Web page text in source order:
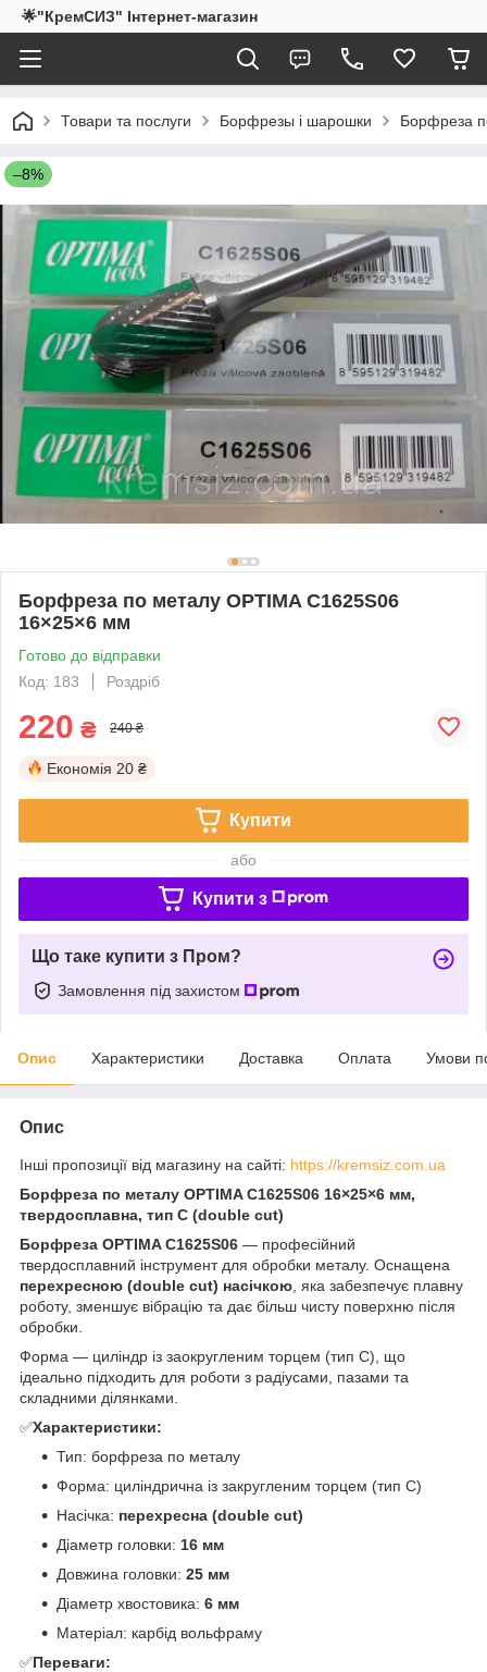
🌟"КремСИЗ" Інтернет-магазин
Товари та послуги Борфрезы і шарошки Борфреза
–8%
Борфреза по металу OPTIMA C1625S06
16×25×6 мм
Готово до відправки
Код: 183
Роздріб
220 ₴ 240 ₴
Економія 20 ₴
Купити
або
Купити з
Що таке купити з Пром?
Замовлення під захистом
Опис Характеристики Доставка Оплата Умови
Опис
Інші пропозиції від магазину на сайті: https://kremsiz.com.ua
Борфреза по металу OPTIMA C1625S06 16×25×6 мм,
твердосплавна, тип C (double cut)
Борфреза OPTIMA C1625S06 — професійний
твердосплавний інструмент для обробки металу. Оснащена
перехресною (double cut) насічкою , яка забезпечує плавну
роботу, зменшує вібрацію та дає більш чисту поверхню після
обробки.
Форма — циліндр із заокругленим торцем (тип C), що
ідеально підходить для роботи з радіусами, пазами та
складними ділянками.
✅Характеристики:
Тип: борфреза по металу
Форма: циліндрична із закругленим торцем (тип C)
Насічка: перехресна (double cut)
Діаметр головки: 16 мм
Довжина головки: 25 мм
Діаметр хвостовика: 6 мм
Матеріал: карбід вольфраму
✅Переваги: